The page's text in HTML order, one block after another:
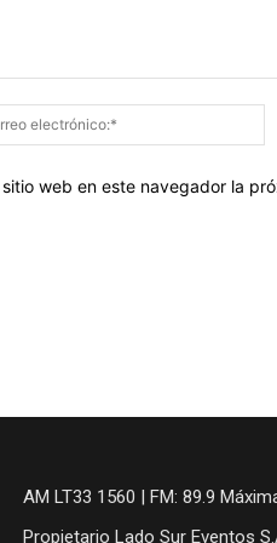
web en este navegador la
AM LT33 1560 | FM: 89.9
Propietario Lado Sur Eventos